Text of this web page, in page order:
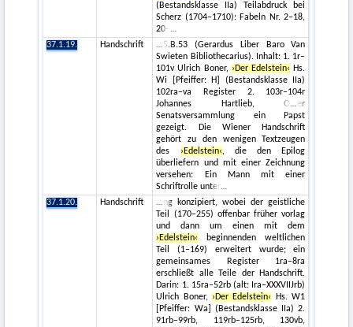
(Bestandsklasse IIa) Teilabdruck bei
Scherz (1704–1710): Fabeln Nr. 2–18,
20–
37.1.19.
Handschrift
S.B.53 (Gerardus Liber Baro Van
Swieten Bibliothecarius). Inhalt: 1. 1r–
101v Ulrich Boner, ›Der Edelstein‹ Hs.
Wi [Pfeiffer: H] (Bestandsklasse IIa)
102ra–va Register 2. 103r–104r
Johannes Hartlieb, O
er
Senatsversammlung ein Papst
gezeigt. Die Wiener Handschrift
gehört zu den wenigen Textzeugen
des
›Edelstein‹, die den Epilog
überliefern und mit einer Zeichnung
versehen: Ein Mann mit einer
Schriftrolle unter
37.1.20.
Handschrift
ng konzipiert, wobei der geistliche
Teil (170–255) offenbar früher vorlag
und dann um einen mit dem
›Edelstein‹
beginnenden weltlichen
Teil (1–169) erweitert wurde; ein
gemeinsames Register 1ra–8ra
erschließt alle Teile der Handschrift.
Darin: 1. 15ra–52rb (alt: Ira–XXXVIIJrb)
Ulrich Boner, ›Der Edelstein‹ Hs. W1
[Pfeiffer: Wa] (Bestandsklasse IIa) 2.
91rb–99rb, 119rb–125rb, 130vb,